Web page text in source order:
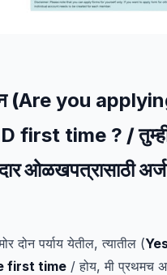
(Are you
first time ? /
ओळखपत्रासाठी
दोन पर्याय येतील, त्यातील (
first time / होय, मी प्रथमच